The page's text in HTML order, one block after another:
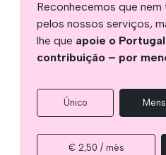
Reconhecemos que
pelos nossos serviços,
lhe que apoie o
contribuição – por
Único
€ 2,50 / mês